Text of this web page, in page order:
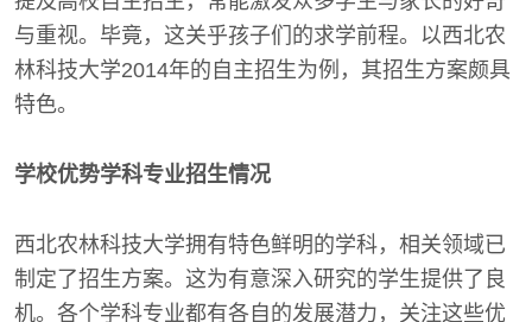
与重视。毕竟，这关乎孩子们的求学前程。以西北农
林科技大学2014年的自主招生为例，其招生方案颇具
特色。
学校优势学科专业招生情况
西北农林科技大学拥有特色鲜明的学科，相关领域已
制定了招生方案。这为有意深入研究的学生提供了良
机。各个学科专业都有各自的发展潜力，关注这些优